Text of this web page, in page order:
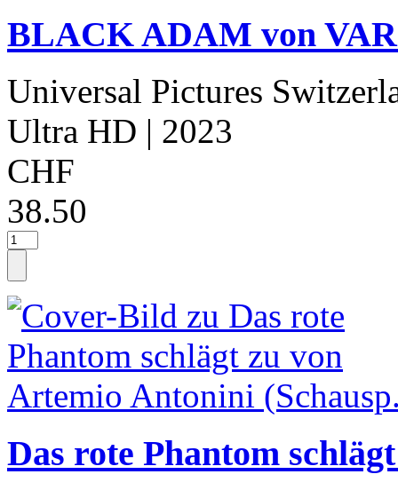
BLACK ADAM von
Universal Pictures
Ultra HD | 2023
CHF
38.50
Das rote Phantom